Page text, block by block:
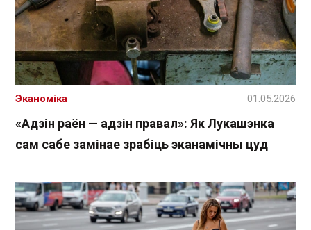
«Адзін раён — адзін правал»: Як Лукашэнка
сам сабе замінае зрабіць эканамічны цуд
Эканоміка 01.05.2026